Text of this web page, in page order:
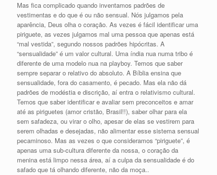
Mas fica complicado quando inventamos padrões de
vestimentas e do que é ou não sensual. Nós julgamos pela
aparência, Deus olha o coração. As vezes é fácil identificar uma
piriguete, as vezes julgamos mal uma pessoa que apenas está
“mal vestida”, segundo nossos padrões hipócritas. A
“sensualidade” é um valor cultural. Uma índia nua numa tribo é
diferente de uma modelo nua na playboy. Temos que saber
sempre separar o relativo do absoluto. A Bíblia ensina que
sensualidade, fora do casamento, é pecado. Mas ela não dá
padrões de modéstia e discrição, aí entra o relativismo cultural.
Temos que saber identificar e avaliar sem preconceitos e amar
até as piriguetes (amor cristão, Brasil!!), saber olhar para ela
sem safadeza, ou virar o olho, apesar de elas se vestirem para
serem olhadas e desejadas, não alimentar esse sistema sensual
pecaminoso. Mas as vezes o que consideramos “piriguete”, é
apenas uma sub-cultura diferente da nossa, o coração da
menina está limpo nessa área, aí a culpa da sensualidade é do
safado que tá olhando diferente, não da moça..